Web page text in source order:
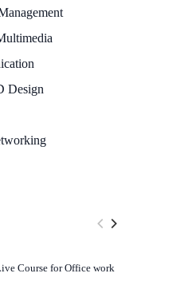
Design
Course for Office work